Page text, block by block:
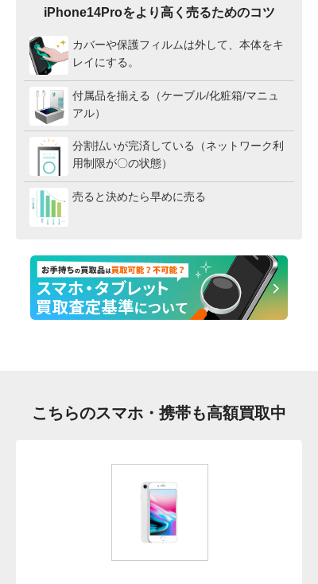
iPhone14Proをより高く売るためのコツ
カバーや保護フィルムは外して、本体をキ
レイにする。
付属品を揃える（ケーブル/化粧箱/マニュ
アル）
分割払いが完済している（ネットワーク利
用制限が〇の状態）
売ると決めたら早めに売る
こちらのスマホ・携帯も高額買取中